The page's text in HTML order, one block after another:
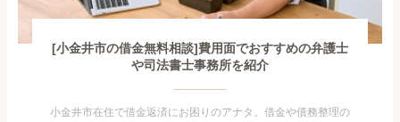
[小金井市の借金無料相談]費用面でおすすめの弁護士
や司法書士事務所を紹介
小金井市在住で借金返済にお困りのアナタ。借金や債務整理の